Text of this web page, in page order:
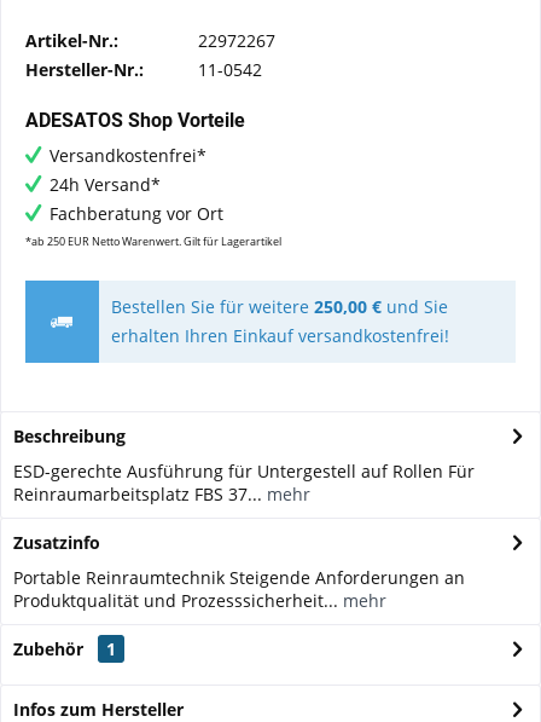
Artikel-Nr.:
22972267
Hersteller-Nr.:
11-0542
ADESATOS Shop Vorteile
Versandkostenfrei*
24h Versand*
Fachberatung vor Ort
*ab 250 EUR Netto Warenwert. Gilt für Lagerartikel
Bestellen Sie für weitere 250,00 €und Sie
erhalten Ihren Einkauf versandkostenfrei!
Beschreibung
ESD-gerechte Ausführung für Untergestell auf Rollen Für
Reinraumarbeitsplatz FBS 37... mehr
Zusatzinfo
Portable Reinraumtechnik Steigende Anforderungen an
Produktqualität und Prozesssicherheit... mehr
Zubehör 1
Infos zum Hersteller